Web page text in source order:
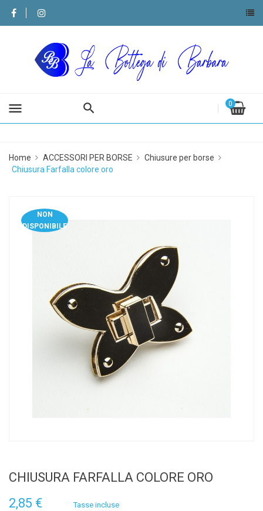
menu 0
Home ACCESSORI PER BORSE
Chiusure per borse
Chiusura Farfalla colore oro
NON
DISPONIBILE
CHIUSURA FARFALLA COLORE ORO
2,85 €
Tasse incluse